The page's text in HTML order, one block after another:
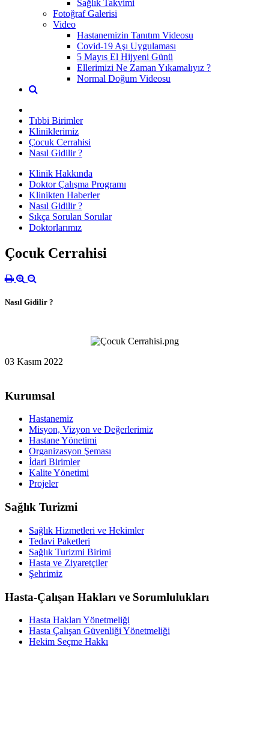
Sağlık Takvimi
Fotoğraf Galerisi
Video
Hastanemizin Tanıtım Videosu
Covid-19 Aşı Uygulaması
5 Mayıs El Hijyeni Günü
Ellerimizi Ne Zaman Yıkamalıyız ?
Normal Doğum Videosu
Tıbbi Birimler
Kliniklerimiz
Çocuk Cerrahisi
Nasıl Gidilir ?
Klinik Hakkında
Doktor Çalışma Programı
Klinikten Haberler
Nasıl Gidilir ?
Sıkça Sorulan Sorular
Doktorlarımız
Çocuk Cerrahisi
Nasıl Gidilir ?
03 Kasım 2022
Kurumsal
Hastanemiz
Misyon, Vizyon ve Değerlerimiz
Hastane Yönetimi
Organizasyon Şeması
İdari Birimler
Kalite Yönetimi
Projeler
Sağlık Turizmi
Sağlık Hizmetleri ve Hekimler
Tedavi Paketleri
Sağlık Turizmi Birimi
Hasta ve Ziyaretçiler
Şehrimiz
Hasta-Çalışan Hakları ve Sorumlulukları
Hasta Hakları Yönetmeliği
Hasta Çalışan Güvenliği Yönetmeliği
Hekim Seçme Hakkı